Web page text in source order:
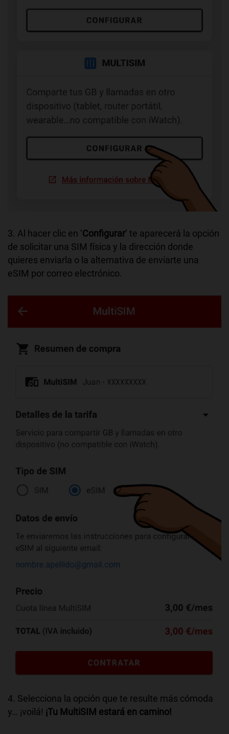
3. Al hacer clic en ‘Configurar’ te aparecerá la opción
de solicitar una SIM física y la dirección donde
quieres enviarla o la alternativa de enviarte una
eSIM por correo electrónico.
4. Selecciona la opción que te resulte más cómoda
y… ¡voilá! ¡Tu MultiSIM estará en camino!